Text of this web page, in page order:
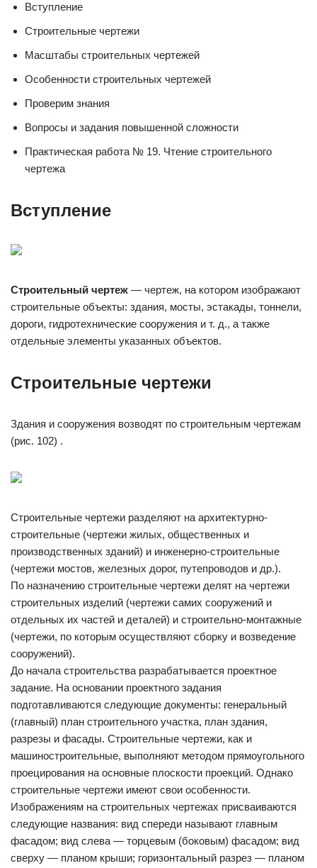
Вступление
Строительные чертежи
Масштабы строительных чертежей
Особенности строительных чертежей
Проверим знания
Вопросы и задания повышенной сложности
Практическая работа № 19. Чтение строительного
чертежа
Вступление
Строительный чертеж — чертеж, на котором изображают
строительные объекты: здания, мосты, эстакады, тоннели,
дороги, гидротехнические сооружения и т. д., а также
отдельные элементы указанных объектов.
Строительные чертежи
Здания и сооружения возводят по строительным чертежам
(рис. 102) .
Строительные чертежи разделяют на архитектурно-
строительные (чертежи жилых, общественных и
производственных зданий) и инженерно-строительные
(чертежи мостов, железных дорог, путепроводов и др.).
По назначению строительные чертежи делят на чертежи
строительных изделий (чертежи самих сооружений и
отдельных их частей и деталей) и строительно-монтажные
(чертежи, по которым осуществляют сборку и возведение
сооружений).
До начала строительства разрабатывается проектное
задание. На основании проектного задания
подготавливаются следующие документы: генеральный
(главный) план строительного участка, план здания,
разрезы и фасады. Строительные чертежи, как и
машиностроительные, выполняют методом прямоугольного
проецирования на основные плоскости проекций. Однако
строительные чертежи имеют свои особенности.
Изображениям на строительных чертежах присваиваются
следующие названия: вид спереди называют главным
фасадом; вид слева — торцевым (боковым) фасадом; вид
сверху — планом крыши; горизонтальный разрез — планом